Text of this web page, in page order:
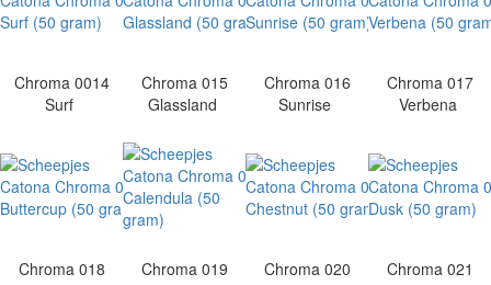
Chroma 0014
Surf
Chroma 015
Glassland
Chroma 016
Sunrise
Chroma 017
Verbena
Chroma 018
Chroma 019
Chroma 020
Chroma 021